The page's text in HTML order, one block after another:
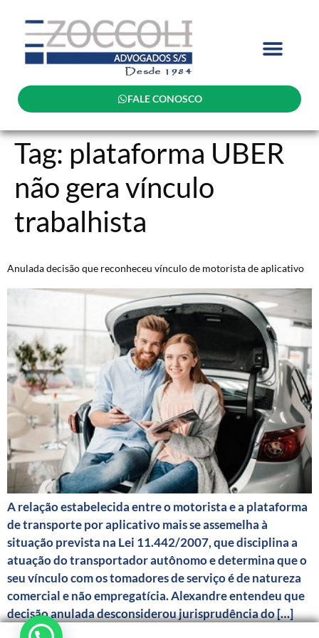
FALE CONOSCO
Tag: plataforma UBER
não gera vínculo
trabalhista
Anulada decisão que reconheceu vínculo de motorista de aplicativo
A relação estabelecida entre o motorista e a plataforma
de transporte por aplicativo mais se assemelha à
situação prevista na Lei 11.442/2007, que disciplina a
atuação do transportador autônomo e determina que o
seu vínculo com os tomadores de serviço é de natureza
comercial e não empregatícia. Alexandre entendeu que
decisão anulada desconsiderou jurisprudência do […]